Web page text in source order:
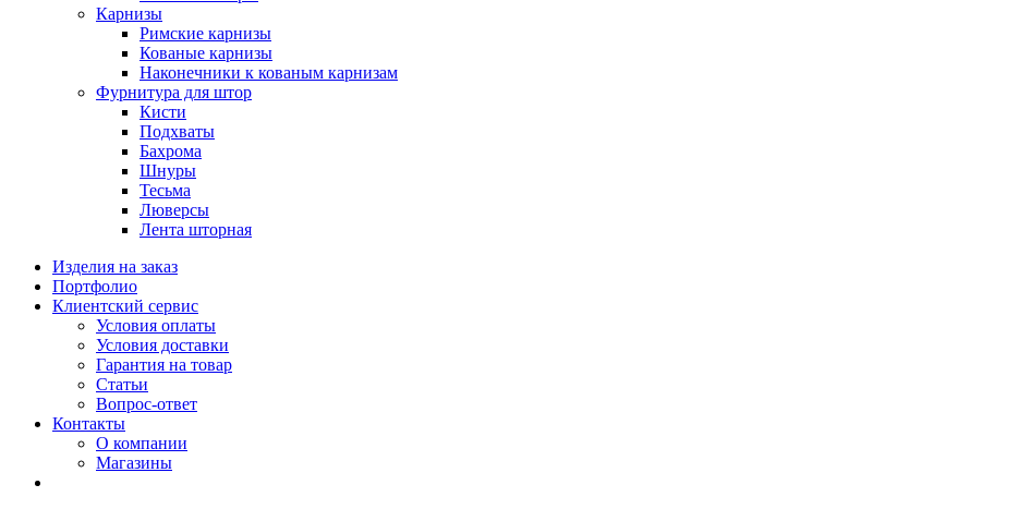
Карнизы
Римские карнизы
Кованые карнизы
Наконечники к кованым карнизам
Фурнитура для штор
Кисти
Подхваты
Бахрома
Шнуры
Тесьма
Люверсы
Лента шторная
Изделия на заказ
Портфолио
Клиентский сервис
Условия оплаты
Условия доставки
Гарантия на товар
Статьи
Вопрос-ответ
Контакты
О компании
Магазины